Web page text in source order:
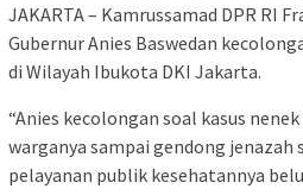
JAKARTA – Kamrussamad DPR RI
Gubernur Anies Baswedan
di Wilayah Ibukota DKI Jakarta.
“Anies kecolongan soal kasus
warganya sampai gendong jenazah
pelayanan publik kesehatannya